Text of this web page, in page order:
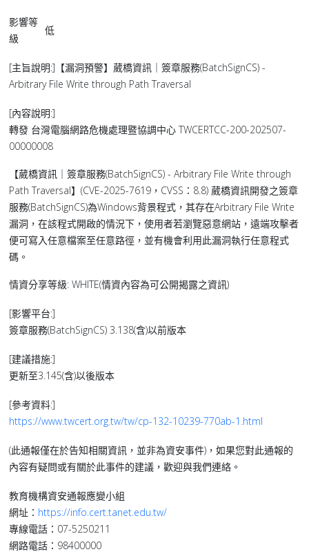
影響等
級
低
[主旨說明:]【漏洞預警】葳橋資訊｜簽章服務(BatchSignCS) -
Arbitrary File Write through Path Traversal
[內容說明:]
轉發 台灣電腦網路危機處理暨協調中心 TWCERTCC-200-202507-
00000008
【葳橋資訊｜簽章服務(BatchSignCS) - Arbitrary File Write through
Path Traversal】(CVE-2025-7619，CVSS：8.8) 葳橋資訊開發之簽章
服務(BatchSignCS)為Windows背景程式，其存在Arbitrary File Write
漏洞，在該程式開啟的情況下，使用者若瀏覽惡意網站，遠端攻擊者
便可寫入任意檔案至任意路徑，並有機會利用此漏洞執行任意程式
碼。
情資分享等級: WHITE(情資內容為可公開揭露之資訊)
[影響平台:]
簽章服務(BatchSignCS) 3.138(含)以前版本
[建議措施:]
更新至3.145(含)以後版本
[參考資料:]
https://www.twcert.org.tw/tw/cp-132-10239-770ab-1.html
(此通報僅在於告知相關資訊，並非為資安事件)，如果您對此通報的
內容有疑問或有關於此事件的建議，歡迎與我們連絡。
教育機構資安通報應變小組
網址： https://info.cert.tanet.edu.tw/
專線電話：07-5250211
網路電話：98400000